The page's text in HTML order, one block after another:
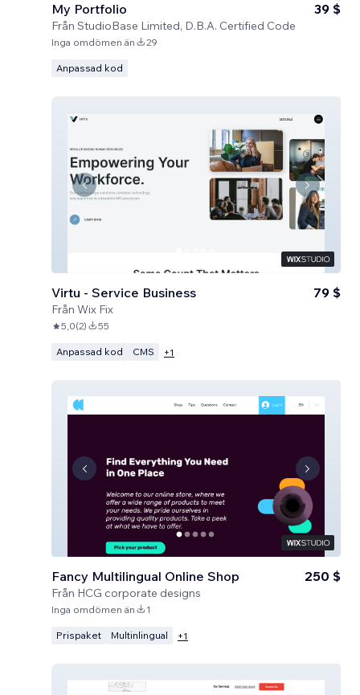
My Portfolio
Från StudioBase Limited, D.B.A. Certified Code
39 $
Inga omdömen än 29
Anpassad kod
Virtu - Service Business
Från Wix Fix
79 $
5,0(2) 55
Anpassad kod CMS +1
Fancy Multilingual Online Shop
Från HCG corporate designs
250 $
Inga omdömen än 1
Prispaket Multinlingual +1